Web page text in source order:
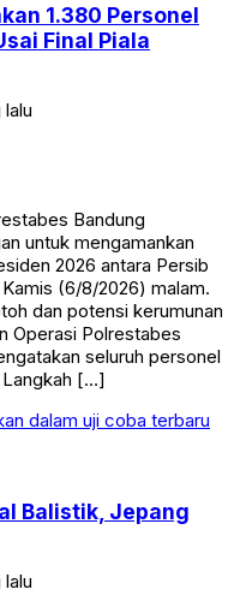
1.380 Personel
Final Piala
Bandung
untuk mengamankan
2026 antara Persib
(6/8/2026) malam.
dan potensi kerumunan
Operasi Polrestabes
seluruh personel
[…]
Balistik, Jepang